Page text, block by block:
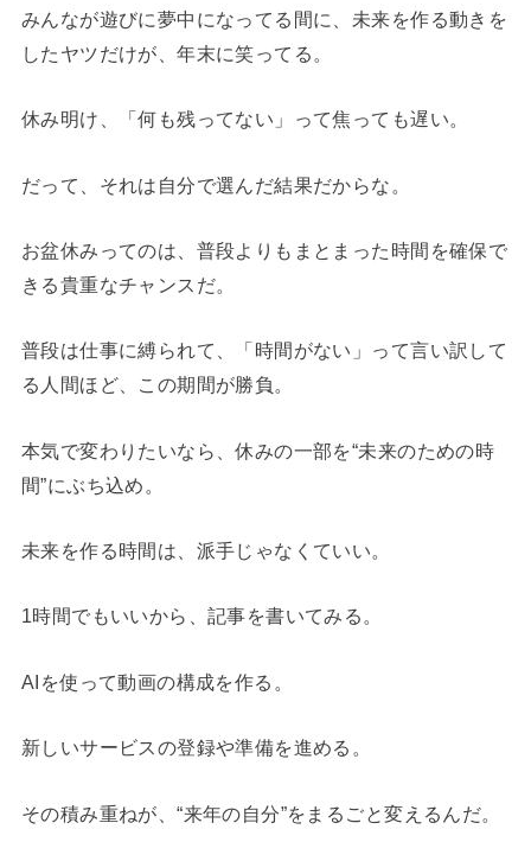
みんなが遊びに夢中になってる間に、未来を作る動きを
したヤツだけが、年末に笑ってる。
休み明け、「何も残ってない」って焦っても遅い。
だって、それは自分で選んだ結果だからな。
お盆休みってのは、普段よりもまとまった時間を確保で
きる貴重なチャンスだ。
普段は仕事に縛られて、「時間がない」って言い訳して
る人間ほど、この期間が勝負。
本気で変わりたいなら、休みの一部を“未来のための時
間”にぶち込め。
未来を作る時間は、派手じゃなくていい。
1時間でもいいから、記事を書いてみる。
AIを使って動画の構成を作る。
新しいサービスの登録や準備を進める。
その積み重ねが、“来年の自分”をまるごと変えるんだ。